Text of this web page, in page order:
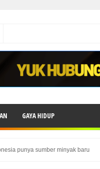
GAYA HIDUP
punya sumber minyak baru